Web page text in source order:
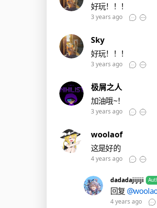
好玩！！！
3 years ago
Sky
好玩！！！
3 years ago
极屑之人
加油哦~！
3 years ago
woolaof
这是好的
4 years ago
dadadajijiji
回复
4 years ago